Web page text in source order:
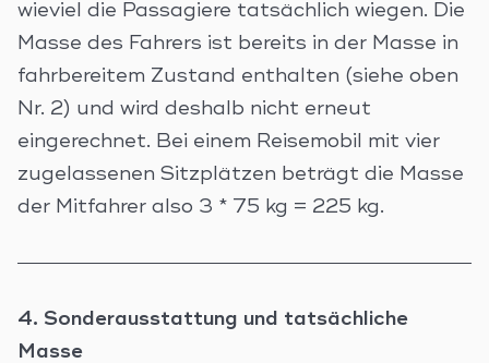
wieviel die Passagiere tatsächlich wiegen. Die
Masse des Fahrers ist bereits in der Masse in
fahrbereitem Zustand enthalten (siehe oben
Nr. 2) und wird deshalb nicht erneut
eingerechnet. Bei einem Reisemobil mit vier
zugelassenen Sitzplätzen beträgt die Masse
der Mitfahrer also 3 * 75 kg = 225 kg.
4. Sonderausstattung und tatsächliche
Masse